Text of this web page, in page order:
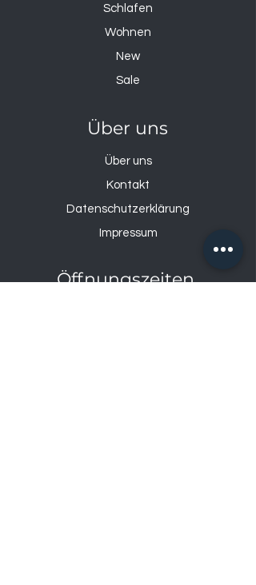
Schlafen
Wohnen
New
Sale
Über uns
Über uns
Kontakt
Datenschutzerklärung
Impressum
Öffnungszeiten